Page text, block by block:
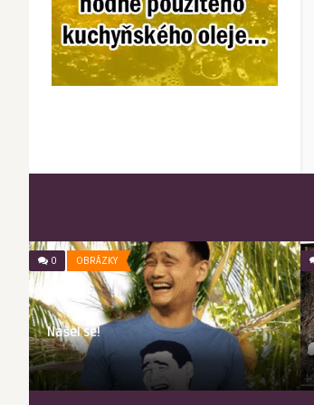
0 OBRÁZKY
Našel se!